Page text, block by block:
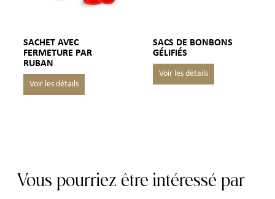
SACHET AVEC
FERMETURE PAR
RUBAN
SACS DE BONBONS
GÉLIFIÉS
Vous pourriez être intéressé par